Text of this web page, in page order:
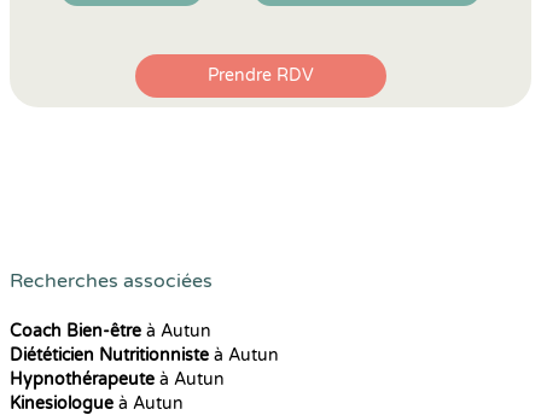
Prendre RDV
Recherches associées
Coach Bien-être à Autun
Diététicien Nutritionniste à Autun
Hypnothérapeute à Autun
Kinesiologue à Autun